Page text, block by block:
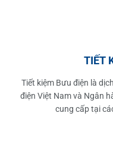
TIẾT
Tiết kiệm Bưu điện là
điện Việt Nam và Ngân
cung cấp tại